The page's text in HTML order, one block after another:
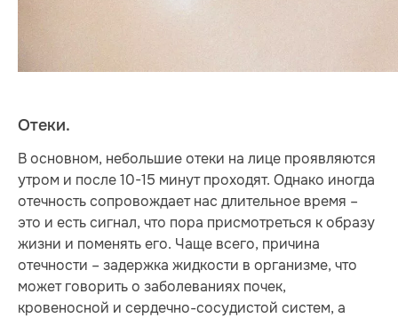
Отеки.
В основном, небольшие отеки на лице проявляются
утром и после 10-15 минут проходят. Однако иногда
отечность сопровождает нас длительное время –
это и есть сигнал, что пора присмотреться к образу
жизни и поменять его. Чаще всего, причина
отечности – задержка жидкости в организме, что
может говорить о заболеваниях почек,
кровеносной и сердечно-сосудистой систем, а